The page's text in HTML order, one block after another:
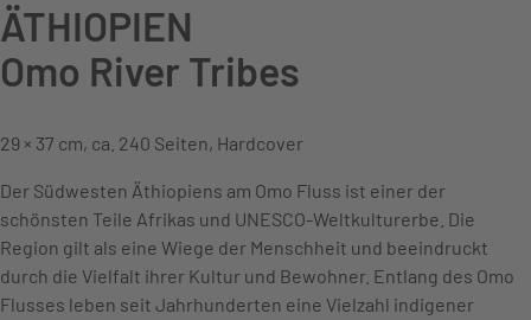
ÄTHIOPIEN
Omo River Tribes
29 × 37 cm, ca. 240 Seiten, Hardcover
Der Südwesten Äthiopiens am Omo Fluss ist einer der
schönsten Teile Afrikas und UNESCO-Weltkulturerbe. Die
Region gilt als eine Wiege der Menschheit und beeindruckt
durch die Vielfalt ihrer Kultur und Bewohner. Entlang des Omo
Flusses leben seit Jahrhunderten eine Vielzahl indigener